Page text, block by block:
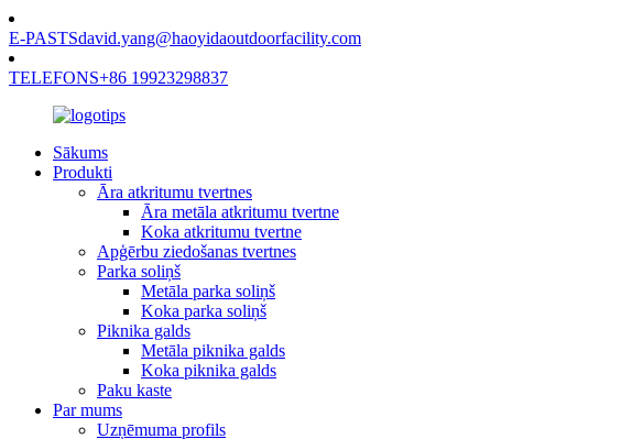
E-PASTSdavid.yang@haoyidaoutdoorfacility.com
TELEFONS+86 19923298837
Sākums
Produkti
Āra atkritumu tvertnes
Āra metāla atkritumu tvertne
Koka atkritumu tvertne
Apģērbu ziedošanas tvertnes
Parka soliņš
Metāla parka soliņš
Koka parka soliņš
Piknika galds
Metāla piknika galds
Koka piknika galds
Paku kaste
Par mums
Uzņēmuma profils